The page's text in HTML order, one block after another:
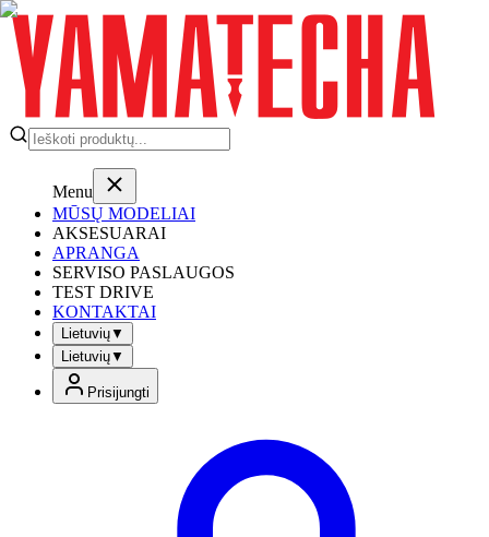
Menu
MŪSŲ MODELIAI
AKSESUARAI
APRANGA
SERVISO PASLAUGOS
TEST DRIVE
KONTAKTAI
Lietuvių▼
Lietuvių▼
Prisijungti